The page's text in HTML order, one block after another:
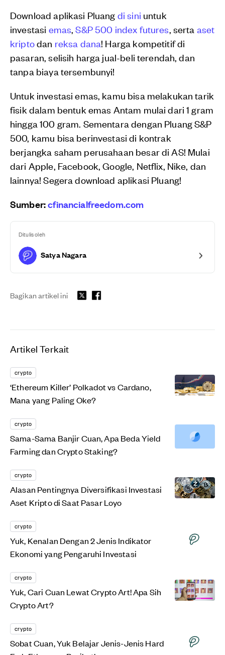
Download aplikasi Pluang di sini untuk
investasi emas,S&P 500 index futures, serta aset
kriptodan reksa dana! Harga kompetitif di
pasaran, selisih harga jual-beli terendah, dan
tanpa biaya tersembunyi!
Untuk investasi emas, kamu bisa melakukan tarik
fisik dalam bentuk emas Antam mulai dari 1 gram
hingga 100 gram. Sementara dengan Pluang S&P
500, kamu bisa berinvestasi di kontrak
berjangka saham perusahaan besar di AS! Mulai
dari Apple, Facebook, Google, Netflix, Nike, dan
lainnya! Segera download aplikasi Pluang!
Sumber:cfinancialfreedom.com
Ditulis oleh
Satya Nagara
Bagikan artikel ini
Artikel Terkait
crypto
‘Ethereum Killer’ Polkadot vs Cardano,
Mana yang Paling Oke?
crypto
Sama-Sama Banjir Cuan, Apa Beda Yield
Farming dan Crypto Staking?
crypto
Alasan Pentingnya Diversifikasi Investasi
Aset Kripto di Saat Pasar Loyo
crypto
Yuk, Kenalan Dengan 2 Jenis Indikator
Ekonomi yang Pengaruhi Investasi
crypto
Yuk, Cari Cuan Lewat Crypto Art! Apa Sih
Crypto Art?
crypto
Sobat Cuan, Yuk Belajar Jenis-Jenis Hard